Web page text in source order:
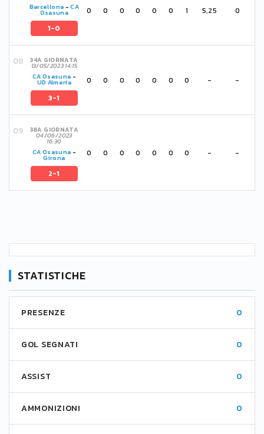
Barcellona -CA
Osasuna
1-0
0 0 0 0 0 0 1 5,25 0
34A GIORNATA
13/05/2023 14:15
CA Osasuna -
UD Almería
3-1
0 0 0 0 0 0 0 - -
38A GIORNATA
04/06/2023
16:30
CA Osasuna -
Girona
2-1
0 0 0 0 0 0 0 - -
STATISTICHE
PRESENZE 0
GOL SEGNATI 0
ASSIST 0
AMMONIZIONI 0